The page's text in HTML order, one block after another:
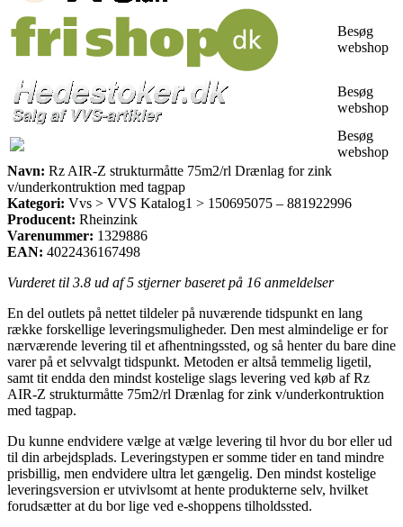
Besøg
webshop
Besøg
webshop
Besøg
webshop
Navn: Rz AIR-Z strukturmåtte 75m2/rl Drænlag for zink
v/underkontruktion med tagpap
Kategori: Vvs > VVS Katalog1 > 150695075 – 881922996
Producent: Rheinzink
Varenummer: 1329886
EAN: 4022436167498
Vurderet til 3.8 ud af 5 stjerner baseret på 16 anmeldelser
En del outlets på nettet tildeler på nuværende tidspunkt en lang
række forskellige leveringsmuligheder. Den mest almindelige er for
nærværende levering til et afhentningssted, og så henter du bare dine
varer på et selvvalgt tidspunkt. Metoden er altså temmelig ligetil,
samt tit endda den mindst kostelige slags levering ved køb af Rz
AIR-Z strukturmåtte 75m2/rl Drænlag for zink v/underkontruktion
med tagpap.
Du kunne endvidere vælge at vælge levering til hvor du bor eller ud
til din arbejdsplads. Leveringstypen er somme tider en tand mindre
prisbillig, men endvidere ultra let gængelig. Den mindst kostelige
leveringsversion er utvivlsomt at hente produkterne selv, hvilket
forudsætter at du bor lige ved e-shoppens tilholdssted.